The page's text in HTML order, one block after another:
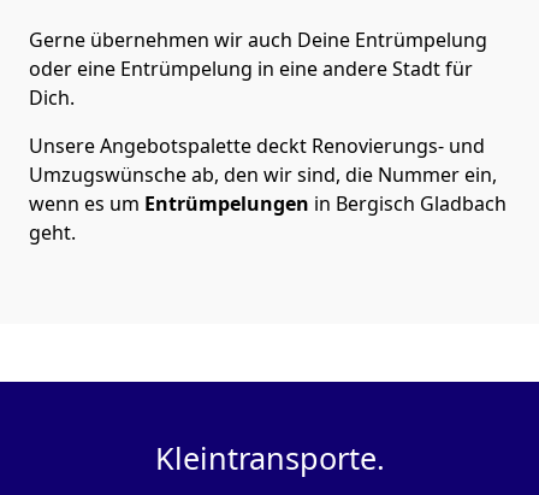
Gerne übernehmen wir auch Deine Entrümpelung
oder eine Entrümpelung in eine andere Stadt für
Dich.
Unsere Angebotspalette deckt Renovierungs- und
Umzugswünsche ab, den wir sind, die Nummer ein,
wenn es um Entrümpelungen in Bergisch Gladbach
geht.
Kleintransporte.